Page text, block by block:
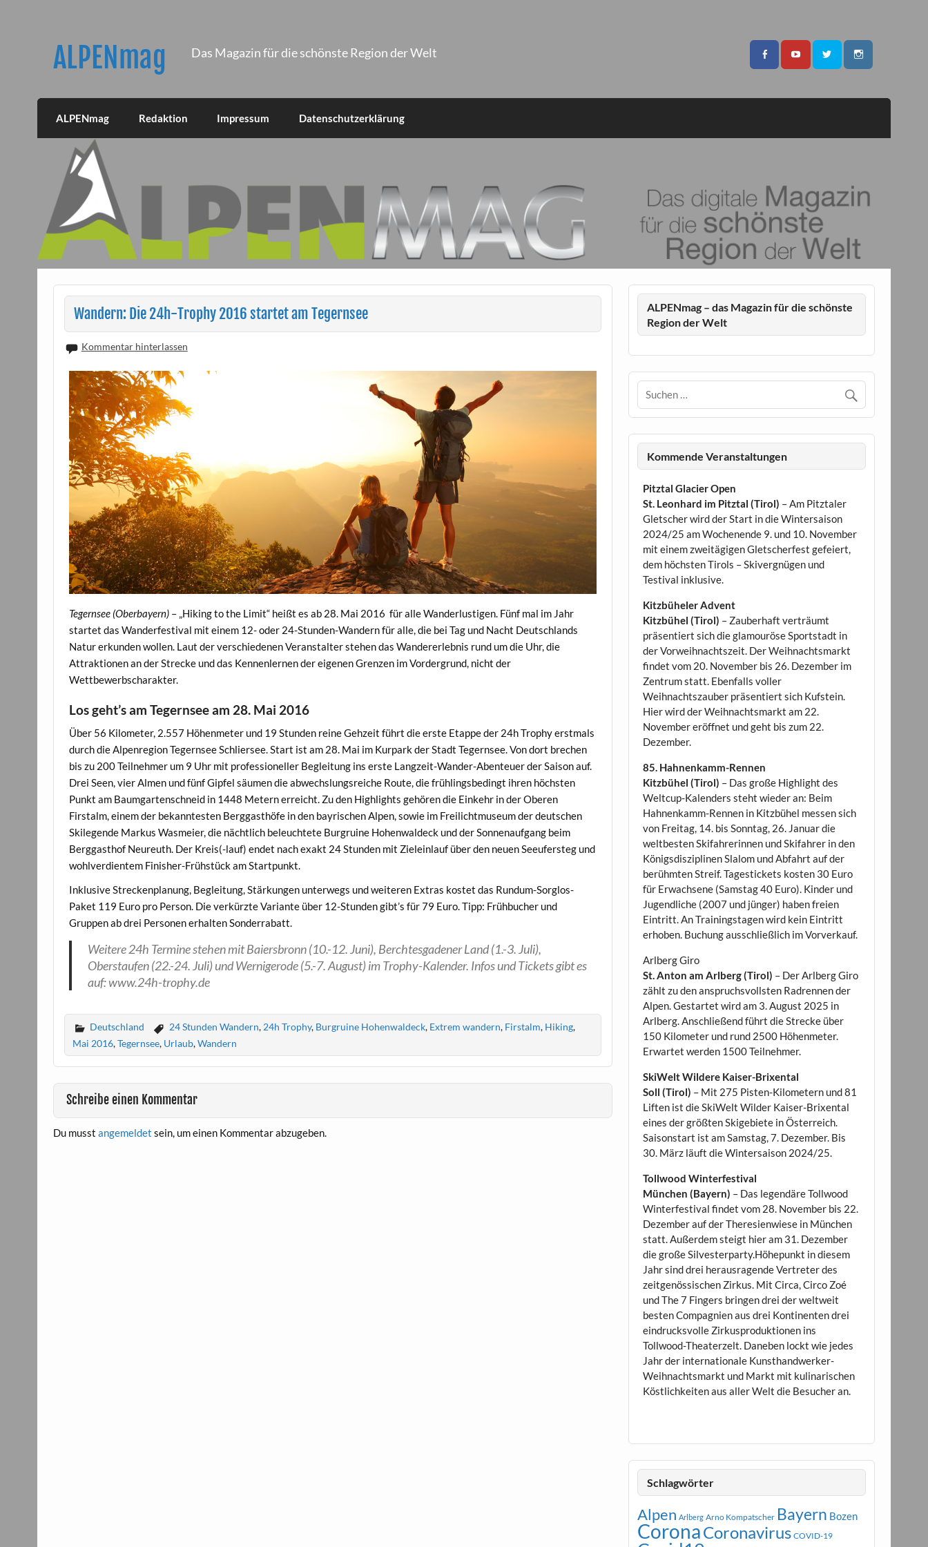
ALPENmag Das Magazin für die schönste Region der Welt
ALPENmag Redaktion Impressum Datenschutzerklärung
Wandern: Die 24h-Trophy 2016 startet am Tegernsee
Kommentar hinterlassen
Tegernsee (Oberbayern) – „Hiking to the Limit“ heißt es ab 28. Mai 2016 für alle Wanderlustigen. Fünf mal im Jahr
startet das Wanderfestival mit einem 12- oder 24-Stunden-Wandern für alle, die bei Tag und Nacht Deutschlands
Natur erkunden wollen. Laut der verschiedenen Veranstalter stehen das Wandererlebnis rund um die Uhr, die
Attraktionen an der Strecke und das Kennenlernen der eigenen Grenzen im Vordergrund, nicht der
Wettbewerbscharakter.
Los geht’s am Tegernsee am 28. Mai 2016
Über 56 Kilometer, 2.557 Höhenmeter und 19 Stunden reine Gehzeit führt die erste Etappe der 24h Trophy erstmals
durch die Alpenregion Tegernsee Schliersee. Start ist am 28. Mai im Kurpark der Stadt Tegernsee. Von dort brechen
bis zu 200 Teilnehmer um 9 Uhr mit professioneller Begleitung ins erste Langzeit-Wander-Abenteuer der Saison auf.
Drei Seen, vier Almen und fünf Gipfel säumen die abwechslungsreiche Route, die frühlingsbedingt ihren höchsten
Punkt am Baumgartenschneid in 1448 Metern erreicht. Zu den Highlights gehören die Einkehr in der Oberen
Firstalm, einem der bekanntesten Berggasthöfe in den bayrischen Alpen, sowie im Freilichtmuseum der deutschen
Skilegende Markus Wasmeier, die nächtlich beleuchtete Burgruine Hohenwaldeck und der Sonnenaufgang beim
Berggasthof Neureuth. Der Kreis(-lauf) endet nach exakt 24 Stunden mit Zieleinlauf über den neuen Seeufersteg und
wohlverdientem Finisher-Frühstück am Startpunkt.
Inklusive Streckenplanung, Begleitung, Stärkungen unterwegs und weiteren Extras kostet das Rundum-Sorglos-
Paket 119 Euro pro Person. Die verkürzte Variante über 12-Stunden gibt’s für 79 Euro. Tipp: Frühbucher und
Gruppen ab drei Personen erhalten Sonderrabatt.
Weitere 24h Termine stehen mit Baiersbronn (10.-12. Juni), Berchtesgadener Land (1.-3. Juli),
Oberstaufen (22.-24. Juli) und Wernigerode (5.-7. August) im Trophy-Kalender. Infos und Tickets gibt es
auf: www.24h-trophy.de
Deutschland 24 Stunden Wandern,24h Trophy, Burgruine Hohenwaldeck, Extrem wandern, Firstalm, Hiking,
Mai 2016,Tegernsee, Urlaub,Wandern
Schreibe einen Kommentar
Du musst angemeldet sein, um einen Kommentar abzugeben.
ALPENmag – das Magazin für die schönste
Region der Welt
Kommende Veranstaltungen
Pitztal Glacier Open
St. Leonhard im Pitztal (Tirol) – Am Pitztaler
Gletscher wird der Start in die Wintersaison
2024/25 am Wochenende 9. und 10. November
mit einem zweitägigen Gletscherfest gefeiert,
dem höchsten Tirols – Skivergnügen und
Testival inklusive.
Kitzbüheler Advent
Kitzbühel (Tirol) – Zauberhaft verträumt
präsentiert sich die glamouröse Sportstadt in
der Vorweihnachtszeit. Der Weihnachtsmarkt
findet vom 20. November bis 26. Dezember im
Zentrum statt. Ebenfalls voller
Weihnachtszauber präsentiert sich Kufstein.
Hier wird der Weihnachtsmarkt am 22.
November eröffnet und geht bis zum 22.
Dezember.
85. Hahnenkamm-Rennen
Kitzbühel (Tirol) – Das große Highlight des
Weltcup-Kalenders steht wieder an: Beim
Hahnenkamm-Rennen in Kitzbühel messen sich
von Freitag, 14. bis Sonntag, 26. Januar die
weltbesten Skifahrerinnen und Skifahrer in den
Königsdisziplinen Slalom und Abfahrt auf der
berühmten Streif. Tagestickets kosten 30 Euro
für Erwachsene (Samstag 40 Euro). Kinder und
Jugendliche (2007 und jünger) haben freien
Eintritt. An Trainingstagen wird kein Eintritt
erhoben. Buchung ausschließlich im Vorverkauf.
Arlberg Giro
St. Anton am Arlberg (Tirol) – Der Arlberg Giro
zählt zu den anspruchsvollsten Radrennen der
Alpen. Gestartet wird am 3. August 2025 in
Arlberg. Anschließend führt die Strecke über
150 Kilometer und rund 2500 Höhenmeter.
Erwartet werden 1500 Teilnehmer.
SkiWelt Wildere Kaiser-Brixental
Soll (Tirol) – Mit 275 Pisten-Kilometern und 81
Liften ist die SkiWelt Wilder Kaiser-Brixental
eines der größten Skigebiete in Österreich.
Saisonstart ist am Samstag, 7. Dezember. Bis
30. März läuft die Wintersaison 2024/25.
Tollwood Winterfestival
München (Bayern) – Das legendäre Tollwood
Winterfestival findet vom 28. November bis 22.
Dezember auf der Theresienwiese in München
statt. Außerdem steigt hier am 31. Dezember
die große Silvesterparty.Höhepunkt in diesem
Jahr sind drei herausragende Vertreter des
zeitgenössischen Zirkus. Mit Circa, Circo Zoé
und The 7 Fingers bringen drei der weltweit
besten Compagnien aus drei Kontinenten drei
eindrucksvolle Zirkusproduktionen ins
Tollwood-Theaterzelt. Daneben lockt wie jedes
Jahr der internationale Kunsthandwerker-
Weihnachtsmarkt und Markt mit kulinarischen
Köstlichkeiten aus aller Welt die Besucher an.
Schlagwörter
Alpen Arlberg Arno Kompatscher Bayern Bozen
CoronaCoronavirus COVID-19